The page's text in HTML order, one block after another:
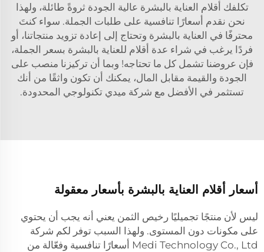
تكلفك أقلام العناية بالبشرة عالية الجودة ثروةً طائلة، ولهذا
نحن نقدم أسعارًا تنافسية على طلبات الجملة. سواء كنتَ
محترفًا في العناية بالبشرة وتحتاج إلى إعادة تزويد منتجاتنا، أو
فردًا يرغب في شراء عدة أقلام للعناية بالبشرة بسعر الجملة،
فإن عروضنا تشمل كل ما تحتاجه! وبما أن تركيزنا منصب على
الجودة والقيمة مقابل المال، يمكنك أن تكون واثقًا من أنك
تستثمر في الأفضل مع شركة ميدي تكنولوجي المحدودة.
أسعار أقلام العناية بالبشرة بأسعار معقولة
ليس لأن منتجًا تجميليًا رخيص الثمن يعني أنه يجب أن يحتوي
على مكونات دون المستوى. ولهذا السبب توفر لكم شركة
Medi Technology Co., Ltd أسعارًا تنافسية وفعّالة من